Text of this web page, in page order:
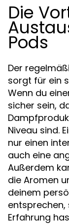
Die
Pods
Der
sorgt für ein
Wenn du
sicher sein,
Niveau sind.
nur einen
auch eine
Außerdem
die Aromen
deinem
Erfahrung